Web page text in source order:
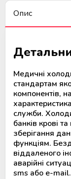
Апарати для
терапевтичного
Апарати для
взяття крові
Апарати для
Мобільний пункт
(Донорський
Опис
Медичні
стандартам
компонентів,
служби.
банків крові
зберігання
функціям.
віддаленого
аварійні
sms або e-mail.